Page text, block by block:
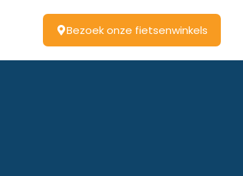
Bezoek onze fietsenwinkels